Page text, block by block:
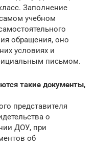
Заполнение
учебном
обращения, оно
условиях и
письмом.
такие документы,
представителя
о
ДОУ, при
об